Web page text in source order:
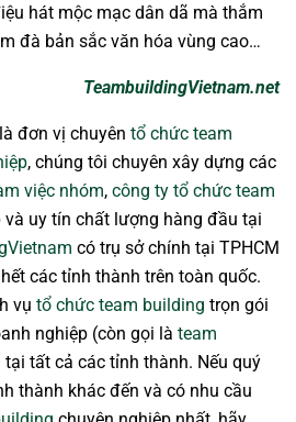
hát mộc mạc dân dã mà thắm
đà bản sắc văn hóa vùng cao…
TeambuildingVietnam.net
là đơn vị chuyên tổ chức team
, chúng tôi chuyên xây dựng các
việc nhóm, công ty tổ chức team
và uy tín chất lượng hàng đầu tại
có trụ sở chính tại TPHCM
các tỉnh thành trên toàn quốc.
vụ tổ chức team building trọn gói
nghiệp (còn gọi là team
tại tất cả các tỉnh thành. Nếu quý
thành khác đến và có nhu cầu